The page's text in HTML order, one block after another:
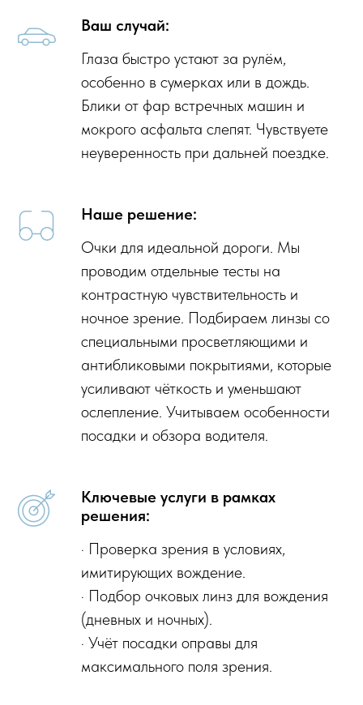
Ваш случай:
Глаза быстро устают за рулём,
особенно в сумерках или в дождь.
Блики от фар встречных машин и
мокрого асфальта слепят. Чувствуете
неуверенность при дальней поездке.
Наше решение:
Очки для идеальной дороги. Мы
проводим отдельные тесты на
контрастную чувствительность и
ночное зрение. Подбираем линзы со
специальными просветляющими и
антибликовыми покрытиями, которые
усиливают чёткость и уменьшают
ослепление. Учитываем особенности
посадки и обзора водителя.
Ключевые услуги в рамках
решения:
· Проверка зрения в условиях,
имитирующих вождение.
· Подбор очковых линз для вождения
(дневных и ночных).
· Учёт посадки оправы для
максимального поля зрения.